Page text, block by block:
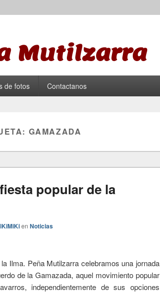
Mutilzarra
de fotos Contactanos
GAMAZADA
popular de la
enNoticias
Ilma. Peña Mutilzarra celebramos una jornada
de la Gamazada, aquel movimiento popular
independientemente de sus opciones